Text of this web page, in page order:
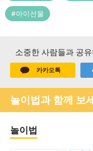
#아이선물
소중한 사람들과 공
카카오톡
놀이법과 함께 보
놀이법